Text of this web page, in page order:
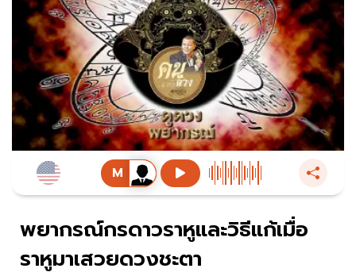
พยากรณ์กรดาวราหูและวิธีแก้เมื่อ
ราหูมาเสวยดวงชะตา